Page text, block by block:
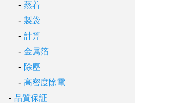
蒸着
製袋
計算
金属箔
除塵
高密度除電
品質保証